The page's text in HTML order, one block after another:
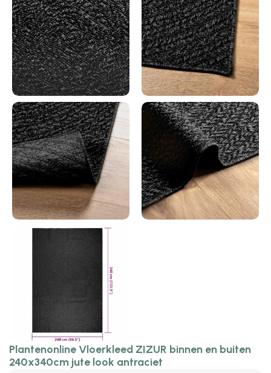
Plantenonline Vloerkleed ZIZUR binnen en buiten
240x340cm jute look antraciet